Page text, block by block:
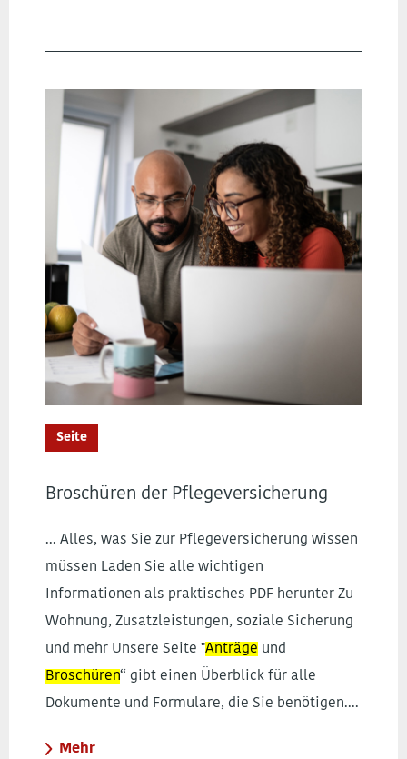
Seite
Broschüren der Pflegeversicherung
... Alles, was Sie zur Pflegeversicherung wissen
müssen Laden Sie alle wichtigen
Informationen als praktisches PDF herunter Zu
Wohnung, Zusatzleistungen, soziale Sicherung
und mehr Unsere Seite "Anträge und
Broschüren“ gibt einen Überblick für alle
Dokumente und Formulare, die Sie benötigen....
Mehr